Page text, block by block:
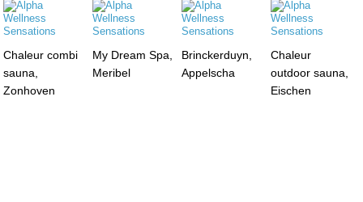
Chaleur combi
sauna,
Zonhoven
My Dream Spa,
Meribel
Brinckerduyn,
Appelscha
Chaleur
outdoor sauna,
Eischen